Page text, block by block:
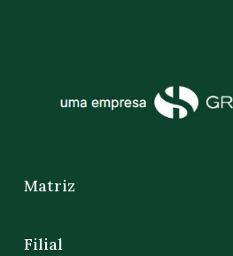
Matriz
Filial